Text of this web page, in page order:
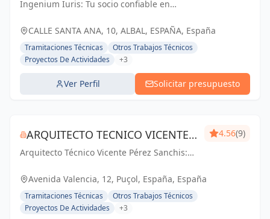
Ingenium Iuris: Tu socio confiable en
Soluciones profesionales para proyectos
CALLE SANTA ANA, 10, ALBAL, ESPAÑA, España
Tramitaciones Técnicas
Otros Trabajos Técnicos
Proyectos De Actividades
+3
Ver Perfil Solicitar presupuesto
ARQUITECTO TECNICO VICENTE
PÉREZ SANCHIS
Arquitecto Técnico Vicente Pérez Sanchis:
transformando ideas en realidad.
4.56(9)
Avenida Valencia, 12, Puçol, España, España
Tramitaciones Técnicas
Otros Trabajos Técnicos
Proyectos De Actividades
+3